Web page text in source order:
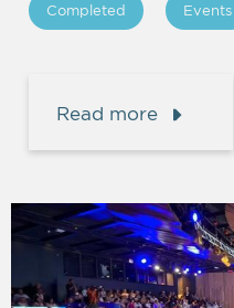
Completed Events
Read more